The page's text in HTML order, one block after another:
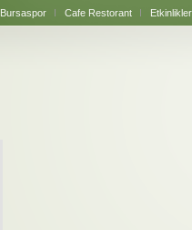
Bursaspor Cafe Restorant Etkinlikler